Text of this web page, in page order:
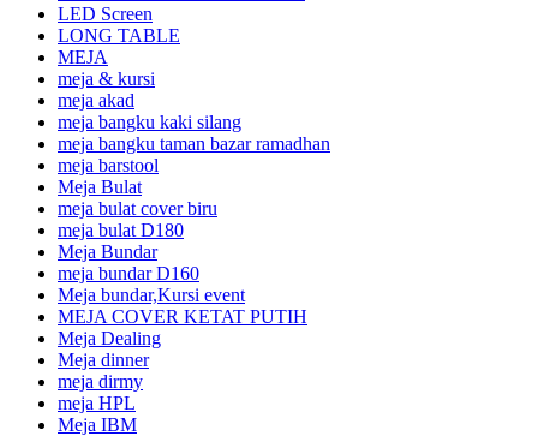
LED Screen
LONG TABLE
MEJA
meja & kursi
meja akad
meja bangku kaki silang
meja bangku taman bazar ramadhan
meja barstool
Meja Bulat
meja bulat cover biru
meja bulat D180
Meja Bundar
meja bundar D160
Meja bundar,Kursi event
MEJA COVER KETAT PUTIH
Meja Dealing
Meja dinner
meja dirmy
meja HPL
Meja IBM